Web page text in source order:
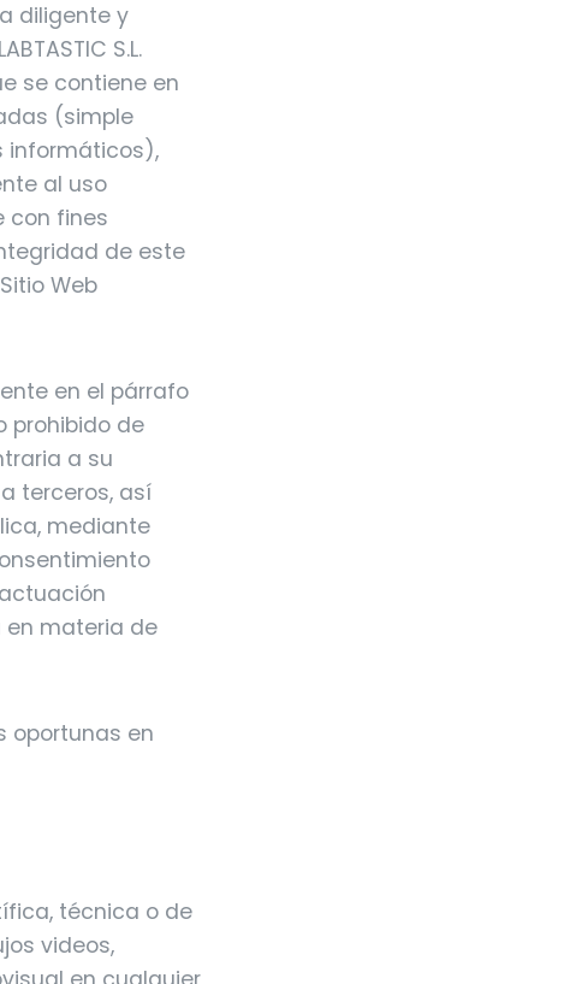
diligente y
S.L.
se contiene en
(simple
informáticos),
al uso
con fines
de este
Web
en el párrafo
prohibido de
a su
terceros, así
mediante
actuación
en materia de
oportunas en
técnica o de
videos,